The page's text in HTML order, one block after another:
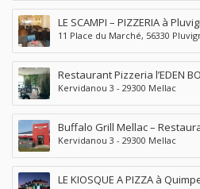
LE SCAMPI – PIZZERIA à
11 Place du Marché, 56330
Restaurant Pizzeria l’EDEN
Kervidanou 3 - 29300 Mellac
Buffalo Grill Mellac –
Kervidanou 3 - 29300 Mellac
LE KIOSQUE A PIZZA à